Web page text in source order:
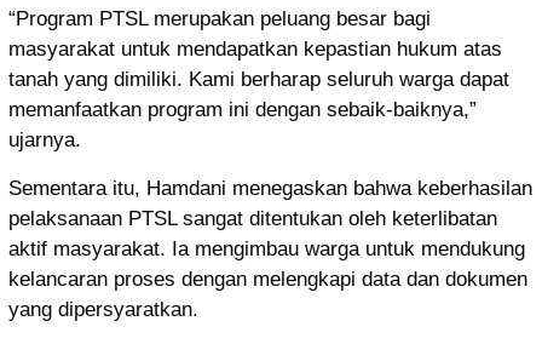
“Program PTSL merupakan peluang besar bagi
masyarakat untuk mendapatkan kepastian hukum atas
tanah yang dimiliki. Kami berharap seluruh warga dapat
memanfaatkan program ini dengan sebaik-baiknya,”
ujarnya.
Sementara itu, Hamdani menegaskan bahwa keberhasilan
pelaksanaan PTSL sangat ditentukan oleh keterlibatan
aktif masyarakat. Ia mengimbau warga untuk mendukung
kelancaran proses dengan melengkapi data dan dokumen
yang dipersyaratkan.